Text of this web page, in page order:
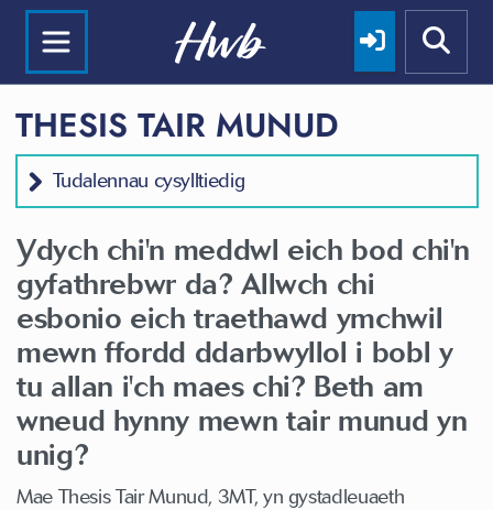
THESIS TAIR MUNUD
Tudalennau cysylltiedig
Ydych chi'n meddwl eich bod chi'n
gyfathrebwr da? Allwch chi
esbonio eich traethawd ymchwil
mewn ffordd ddarbwyllol i bobl y
tu allan i'ch maes chi? Beth am
wneud hynny mewn tair munud yn
unig?
Mae Thesis Tair Munud, 3MT, yn gystadleuaeth